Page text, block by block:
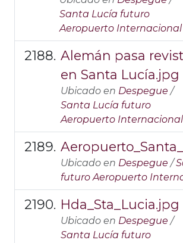
Santa Lucía futuro
Aeropuerto Internacional
Alemán pasa
en Santa Lucía.jpg
Ubicado en Despegue /
Santa Lucía futuro
Aeropuerto Internacional
Ubicado en Despegue /
futuro Aeropuerto
Hda_Sta_Lucia.jpg
Ubicado en Despegue /
Santa Lucía futuro